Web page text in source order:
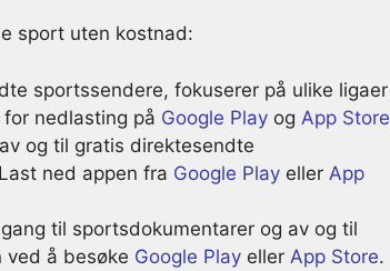
sport uten kostnad:
sportssendere, fokuserer på ulike ligaer
nedlasting på Google Play og App Store
og til gratis direktesendte
ned appen fra Google Play eller App
til sportsdokumentarer og av og til
ved å besøke Google Play eller App Store.